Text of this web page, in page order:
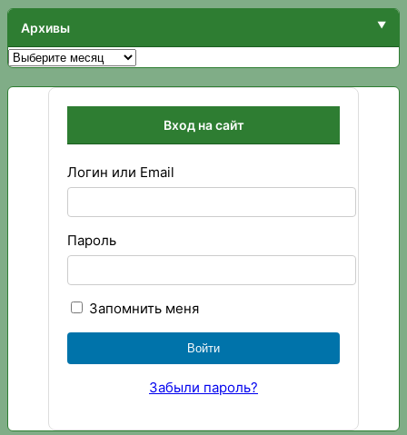
Архивы
Архивы
Вход на сайт
Логин или Email
Пароль
Запомнить меня
Забыли пароль?